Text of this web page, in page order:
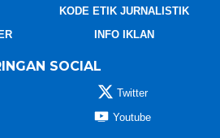
KODE ETIK JURNALISTIK
INFO IKLAN
SOCIAL
Twitter
Youtube